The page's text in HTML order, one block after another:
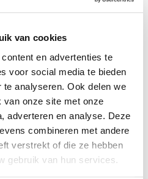
van cookies
en advertenties te
voor social media te bieden
analyseren. Ook delen we
van onze site met onze
adverteren en analyse. Deze
combineren met andere
verstrekt of die ze hebben
gebruik van hun services.
bos drinken we onze sterke
enthousiast zijn plannen uit
wel binnen een paar weken
heeft geen invloed gehad op
PEFC aan hem vroeg of zij
de jaarbijeenkomst deelnam
konden planten wist hij al
de relatie tussen de